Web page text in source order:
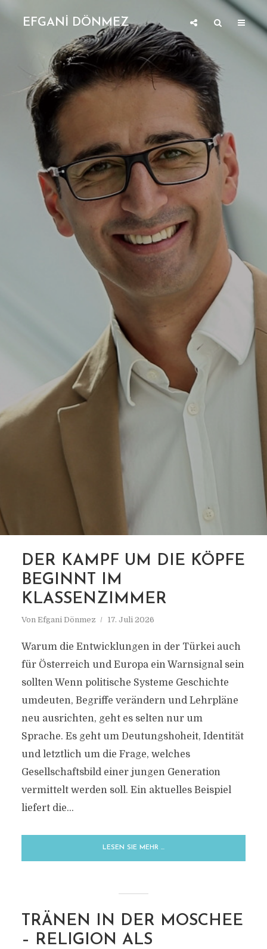
EFGANİ DÖNMEZ
DER KAMPF UM DIE KÖPFE
BEGINNT IM
KLASSENZIMMER
Von Efgani Dönmez 17. Juli 2026
Warum die Entwicklungen in der Türkei auch
für Österreich und Europa ein Warnsignal sein
sollten Wenn politische Systeme Geschichte
umdeuten, Begriffe verändern und Lehrpläne
neu ausrichten, geht es selten nur um
Sprache. Es geht um Deutungshoheit, Identität
und letztlich um die Frage, welches
Gesellschaftsbild einer jungen Generation
vermittelt werden soll. Ein aktuelles Beispiel
liefert die...
LESEN SIE MEHR …
TRÄNEN IN DER MOSCHEE
– RELIGION ALS